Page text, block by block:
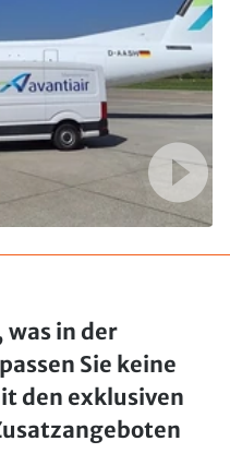
was in der
Sie keine
den exklusiven